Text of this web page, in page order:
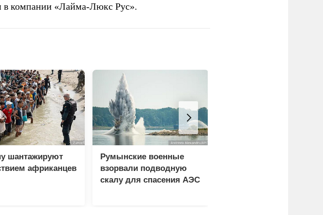
в компании «Лайма-Люкс Рус».
шантажируют
африканцев
Румынские военные
взорвали подводную
скалу для спасения АЭС